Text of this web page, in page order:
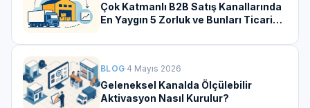
Çok Katmanlı B2B Satış Kanallarında
En Yaygın 5 Zorluk ve Bunları Ticari
BLOG·4 Mayıs 2026
Geleneksel Kanalda Ölçülebilir
Aktivasyon Nasıl Kurulur?